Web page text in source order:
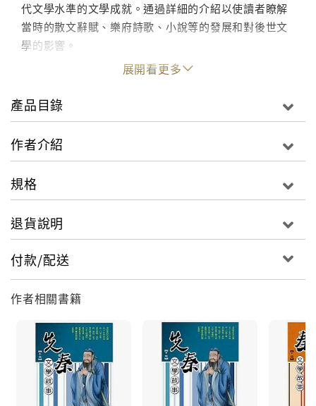
代文學水準的文學成就。通過詳細的介紹以使讀者瞭解
當時的散文辭賦、樂府詩歌、小說等的發展和對後世文
學的影響。
展開看更多
產品目錄
作者介紹
規格
退貨說明
付款/配送
作者相關書籍